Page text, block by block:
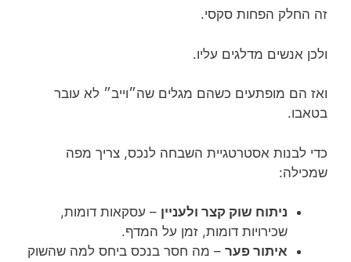
זה החלק הפחות סקסי.
ולכן אנשים מדלגים עליו.
ואז הם מופתעים כשהם מגלים שה״וייב״ לא עובר
בטאבו.
כדי לבנות אסטרטגיית השבחה לנכס, צריך מפה
שמכילה:
ניתוח שוק קצר ולעניין – עסקאות דומות,
שכירויות דומות, זמן על המדף.
איתור פער – מה חסר בנכס ביחס למה שהשוק